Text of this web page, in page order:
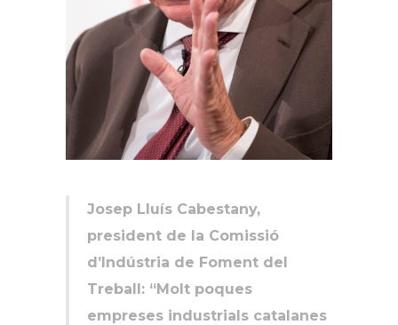
Josep Lluís Cabestany,
president de la Comissió
d’Indústria de Foment del
Treball: “Molt poques
empreses industrials catalanes